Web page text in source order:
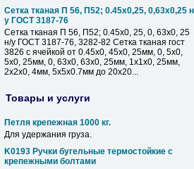
Сетка тканая П 56, П52; 0.45х0,25, 0,63х0,25
у ГОСТ 3187-76
Сетка тканая П 56, П52; 0.45х0, 25, 0, 63х0, 25
н/у ГОСТ 3187-76, 3282-82 Сетка тканая гост
3826 с ячейкой от 0.45х0, 45х0, 25мм, 0, 5х0,
5х0, 25мм, 0, 63х0, 63х0, 25мм, 1х1х0, 25мм,
2х2х0, 4мм, 5х5х0.7мм до 20х20...
Товары и услуги
Петля крепежная 1000 кг.
Для удержания груза.
K0193 Ручки бугельные термостойкие с
крепежными болтами